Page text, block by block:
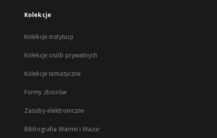
Kolekcje
Kolekcje instytucji
Kolekcje osób prywatnych
Kolekcje tematyczne
Formy zbiorów
Zasoby elektroniczne
Bibliografia Warmii i Mazur